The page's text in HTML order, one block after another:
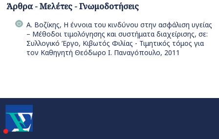
Άρθρα - Μελέτες - Γνωμοδοτήσεις
Α. Βοζίκης, Η έννοια του κινδύνου στην ασφάλιση υγείας
– Μέθοδοι τιμολόγησης και συστήματα διαχείρισης, σε:
Συλλογικό Έργο, Κιβωτός Φιλίας - Τιμητικός τόμος για
τον Καθηγητή Θεόδωρο Ι. Παναγόπουλο, 2011